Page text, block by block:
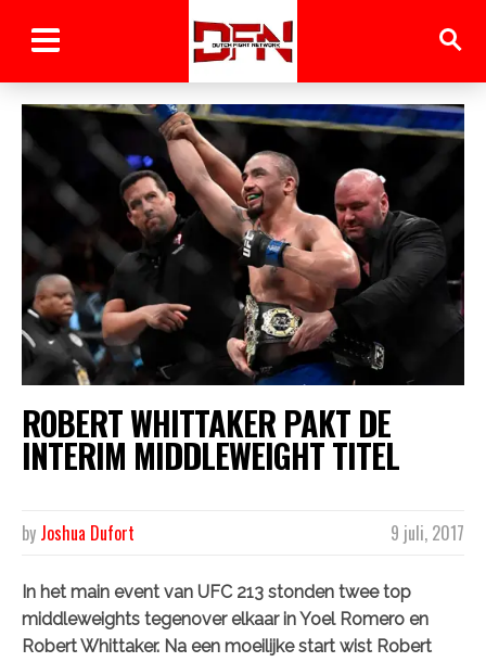
ROBERT WHITTAKER PAKT DE
INTERIM MIDDLEWEIGHT TITEL
9 juli, 2017
by Joshua Dufort
In het main event van UFC 213 stonden twee top
middleweights tegenover elkaar in Yoel Romero en
Robert Whittaker. Na een moeilijke start wist Robert